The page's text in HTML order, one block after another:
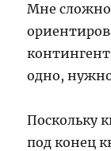
Мне сложно
одно,
Поскольку
под конец